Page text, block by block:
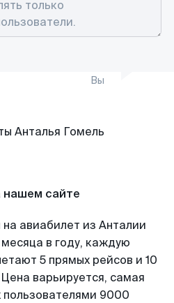
Вы
нашем сайте
авиабилет из Анталии
в году, каждую
5 прямых рейсов и 10
варьируется, самая
пользователями 9000